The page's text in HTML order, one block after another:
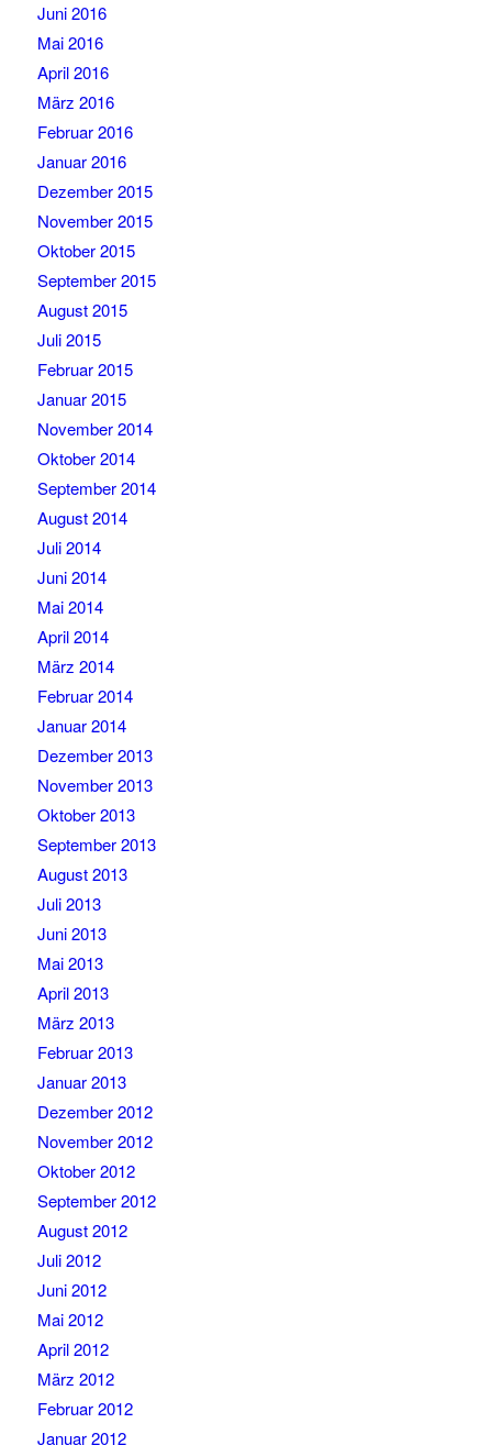
Juni 2016
Mai 2016
April 2016
März 2016
Februar 2016
Januar 2016
Dezember 2015
November 2015
Oktober 2015
September 2015
August 2015
Juli 2015
Februar 2015
Januar 2015
November 2014
Oktober 2014
September 2014
August 2014
Juli 2014
Juni 2014
Mai 2014
April 2014
März 2014
Februar 2014
Januar 2014
Dezember 2013
November 2013
Oktober 2013
September 2013
August 2013
Juli 2013
Juni 2013
Mai 2013
April 2013
März 2013
Februar 2013
Januar 2013
Dezember 2012
November 2012
Oktober 2012
September 2012
August 2012
Juli 2012
Juni 2012
Mai 2012
April 2012
März 2012
Februar 2012
Januar 2012